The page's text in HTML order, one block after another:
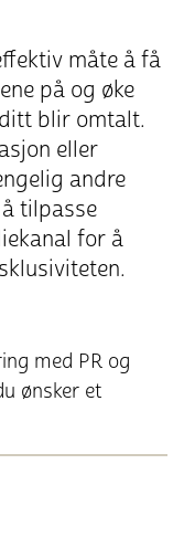
måte å få
på og øke
blir omtalt.
eller
andre
tilpasse
for å
med PR og
ønsker et